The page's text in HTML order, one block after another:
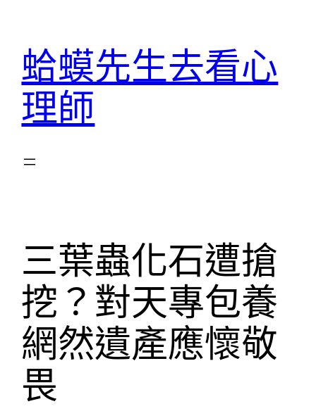
蛤蟆先生去看心
理師
三葉蟲化石遭搶
挖？對天專包養
網然遺產應懷敬
畏